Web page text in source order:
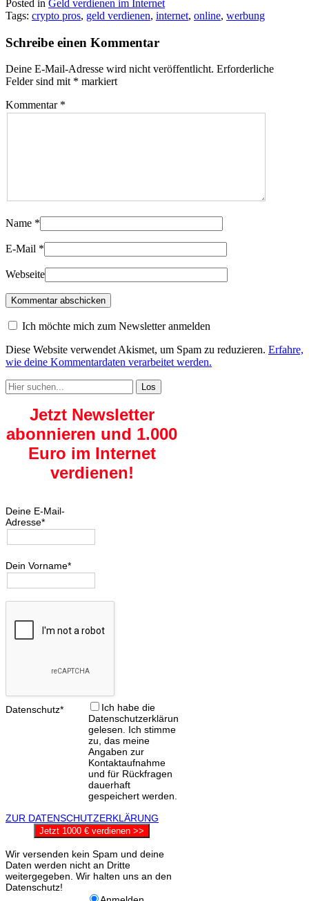
Posted in Geld verdienen im Internet
Tags: crypto pros, geld verdienen, internet, online, werbung
Schreibe einen Kommentar
Deine E-Mail-Adresse wird nicht veröffentlicht. Erforderliche
Felder sind mit * markiert
Kommentar *
Name *
E-Mail *
Webseite
Ich möchte mich zum Newsletter anmelden
Diese Website verwendet Akismet, um Spam zu reduzieren. Erfahre,
wie deine Kommentardaten verarbeitet werden.
Search
for:
Jetzt Newsletter
abonnieren und 1.000
Euro im Internet
verdienen!
Deine E-Mail-
Adresse*
Dein Vorname*
Datenschutz*
Ich habe die
Datenschutzerklärung
gelesen. Ich stimme
zu, das meine
Angaben zur
Kontaktaufnahme
und für Rückfragen
dauerhaft
gespeichert werden.
ZUR DATENSCHUTZERKLÄRUNG
Jetzt 1000 € verdienen >>
Wir versenden kein Spam und deine
Daten werden nicht an Dritte
weitergegeben. Wir halten uns an den
Datenschutz!